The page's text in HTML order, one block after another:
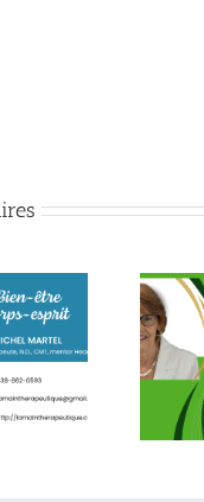
faire quelques
par jour ?